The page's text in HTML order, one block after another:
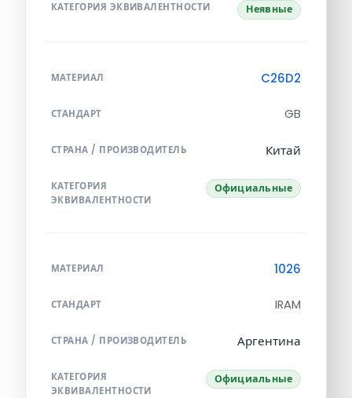
КАТЕГОРИЯ ЭКВИВАЛЕНТНОСТИ Неявные
МАТЕРИАЛ C26D2
СТАНДАРТ GB
СТРАНА / ПРОИЗВОДИТЕЛЬ Китай
КАТЕГОРИЯ
ЭКВИВАЛЕНТНОСТИ
Официальные
МАТЕРИАЛ 1026
СТАНДАРТ IRAM
СТРАНА / ПРОИЗВОДИТЕЛЬ Аргентина
КАТЕГОРИЯ
ЭКВИВАЛЕНТНОСТИ
Официальные